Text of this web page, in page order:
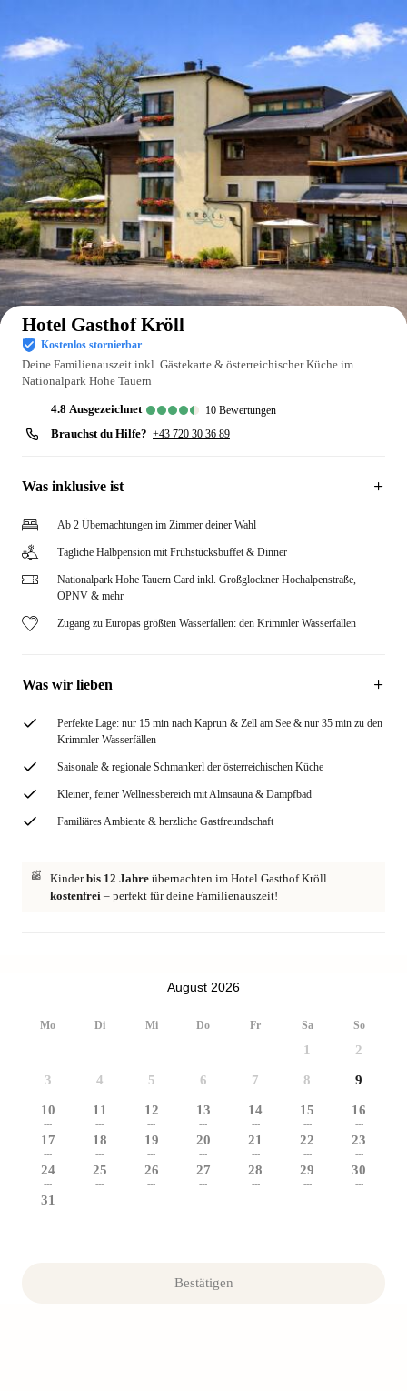
Auf der Karte anzeigen
Hotel Gasthof Kröll
Kostenlos stornierbar
Deine Familienauszeit inkl. Gästekarte & österreichischer Küche im
Nationalpark Hohe Tauern
4.8 ausgezeichnet 10 Bewertungen
Brauchst du Hilfe? +43 720 30 36 89
Was inklusive ist
Ab 2 Übernachtungen im Zimmer deiner Wahl
Tägliche Halbpension mit Frühstücksbuffet & Dinner
Nationalpark Hohe Tauern Card inkl. Großglockner Hochalpenstraße,
ÖPNV & mehr
Zugang zu Europas größten Wasserfällen: den Krimmler Wasserfällen
Was wir lieben
Perfekte Lage: nur 15 min nach Kaprun & Zell am See & nur 35 min zu den
Krimmler Wasserfällen
Saisonale & regionale Schmankerl der österreichischen Küche
Kleiner, feiner Wellnessbereich mit Almsauna & Dampfbad
Familiäres Ambiente & herzliche Gastfreundschaft
Kinderbis 12 Jahre übernachten im Hotel Gasthof Kröll
kostenfrei – perfekt für deine Familienauszeit!
August 2026
Mo Di Mi Do Fr Sa So
1 2
3 4 5 6 7 8 9
10
---
11
---
12
---
13
---
14
---
15
---
16
---
17
---
18
---
19
---
20
---
21
---
22
---
23
---
24
---
25
---
26
---
27
---
28
---
29
---
30
---
31
---
Bestätigen